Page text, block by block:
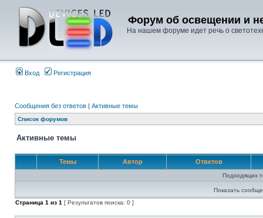
Форум об освещении и
На нашем форуме идет речь о
Вход Регистрация
Сообщения без ответов | Активные темы
Список форумов
Активные темы
Темы Автор Ответов
Подходящих
Показать
Страница 1 из 1 [ Результатов поиска: 0 ]